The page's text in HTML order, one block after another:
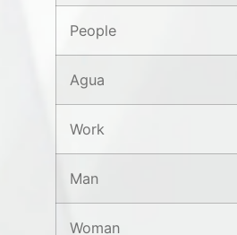
People
Agua
Work
Man
Woman